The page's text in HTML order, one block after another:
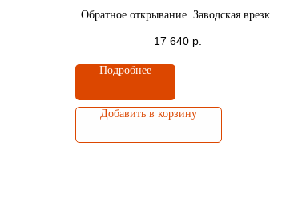
кромка черная c 4-x сторон
Обратное открывание. Заводская врезка
17 640 р.
Подробнее
Добавить в корзину